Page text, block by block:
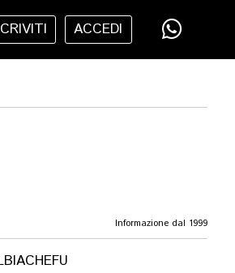
ACCEDI
Informazione dal 1999